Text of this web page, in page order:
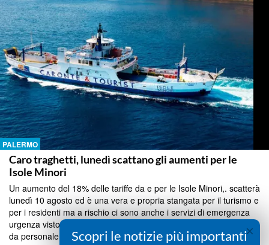
PALERMO
Caro traghetti, lunedì scattano gli aumenti per le
Isole Minori
Un aumento del 18% delle tariffe da e per le Isole Minori,. scatterà
lunedì 10 agosto ed è una vera e propria stangata per il turismo e
per i residenti ma a rischio ci sono anche i servizi di emergenza
urgenza visto che le sostituzioni ferie dei soccorritori sono coperte
da personale che arriva d...
×
Scopri le notizie più importanti